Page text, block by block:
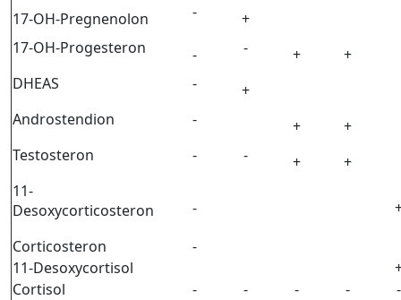
17-OH-Pregnenolon -
+
17-OH-Progesteron
- - +
+
DHEAS
-
+
Androstendion
- +
+
Testosteron
- - +
+
11-
Desoxycorticosteron
-
Corticosteron
-
11-Desoxycortisol
Cortisol
- - - -
-